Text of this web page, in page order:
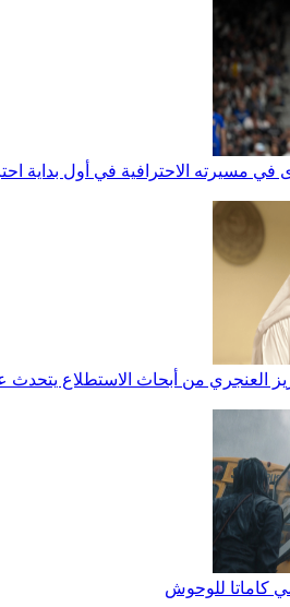
مسيرته الاحترافية في أول بداية
العنجري من أبحاث الاستطلاع
كاماتا للوحوش